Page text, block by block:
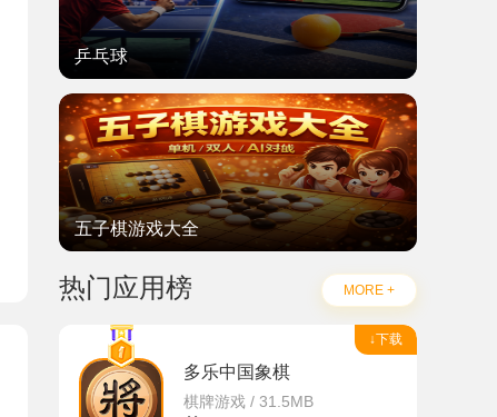
乒乓球
五子棋游戏大全
热门应用榜 MORE +
↓下载
多乐中国象棋
棋牌游戏 / 31.5MB